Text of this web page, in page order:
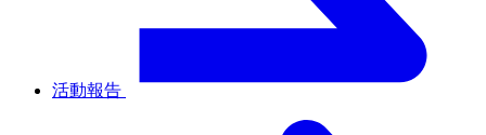
活動報告